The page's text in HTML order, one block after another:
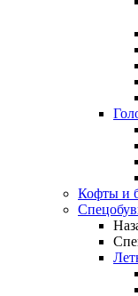
Кофты и